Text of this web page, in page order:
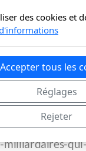
nos-
des-
possèdent la
2017.
Le-
des cookies et
Accepter tous les
Réglages
Rejeter